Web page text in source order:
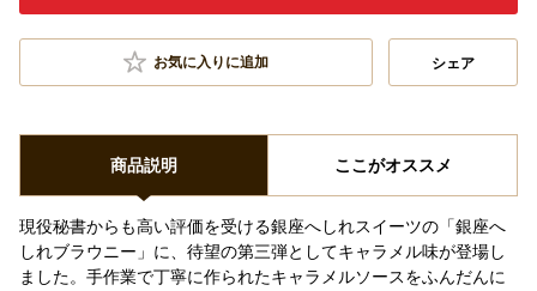
お気に入りに追加 シェア
商品説明 ここがオススメ
現役秘書からも高い評価を受ける銀座へしれスイーツの「銀座へ
しれブラウニー」に、待望の第三弾としてキャラメル味が登場し
ました。手作業で丁寧に作られたキャラメルソースをふんだんに